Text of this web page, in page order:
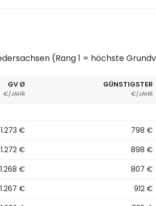
(Rang 1 = höchste
GV Ø
€/JAHR
GÜNSTIGSTER
€/JAHR
1.273 € 798 €
1.272 € 898 €
1.268 € 807 €
1.267 € 912 €